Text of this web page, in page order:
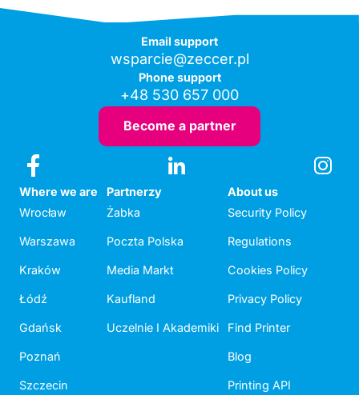
Email support
wsparcie@zeccer.pl
Phone support
+48 530 657 000
Become a partner
Where we are
Wrocław
Warszawa
Kraków
Łódź
Gdańsk
Poznań
Szczecin
Partnerzy
Żabka
Poczta Polska
Media Markt
Kaufland
Uczelnie I Akademiki
About us
Security Policy
Regulations
Cookies Policy
Privacy Policy
Find Printer
Blog
Printing API